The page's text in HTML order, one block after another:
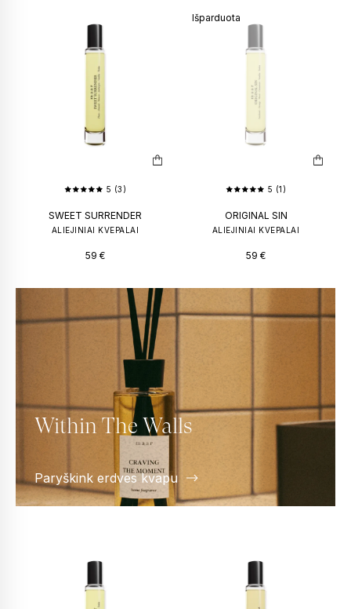
5 (3)
SWEET SURRENDER
ALIEJINIAI KVEPALAI
59 €
Išparduota
5 (1)
ORIGINAL SIN
ALIEJINIAI KVEPALAI
59 €
Paryškink erdves kvapu
Within The Walls